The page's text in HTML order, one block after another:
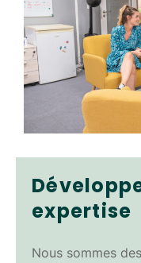
expertise
Nous sommes